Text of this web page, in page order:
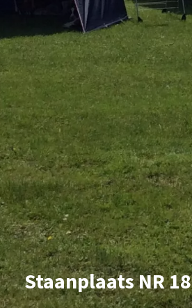
Staanplaats NR 18